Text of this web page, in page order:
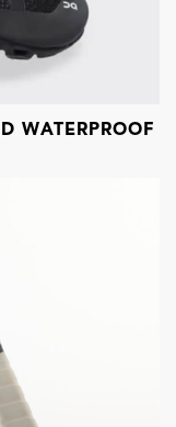
WATERPROOF